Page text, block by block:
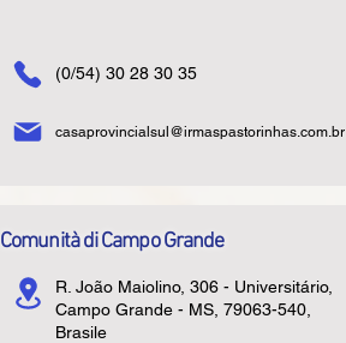
(0/54) 30 28 30 35
casaprovincialsul@irmaspastorinhas.com.br
Comunità di Campo Grande
R. João Maiolino, 306 - Universitário,
Campo Grande - MS, 79063-540,
Brasile